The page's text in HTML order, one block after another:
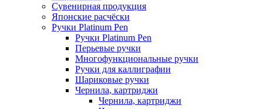
Сувенирная продукция
Японские расчёски
Ручки Platinum Pen
Ручки Platinum Pen
Перьевые ручки
Многофункциональные ручки
Ручки для каллиграфии
Шариковые ручки
Чернила, картриджи
Чернила, картриджи